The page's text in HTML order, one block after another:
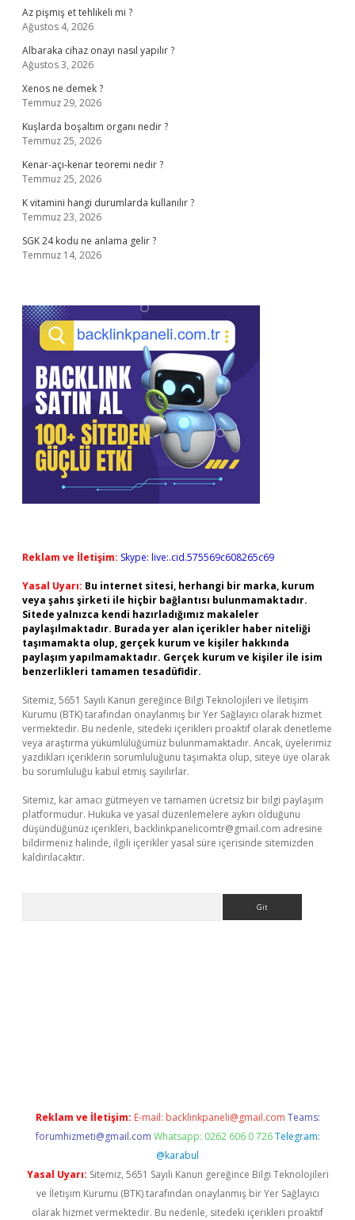
Az pişmiş et tehlikeli mi ?
Ağustos 4, 2026
Albaraka cihaz onayı nasıl yapılır ?
Ağustos 3, 2026
Xenos ne demek ?
Temmuz 29, 2026
Kuşlarda boşaltım organı nedir ?
Temmuz 25, 2026
Kenar-açı-kenar teoremi nedir ?
Temmuz 25, 2026
K vitamini hangi durumlarda kullanılır ?
Temmuz 23, 2026
SGK 24 kodu ne anlama gelir ?
Temmuz 14, 2026
Reklam ve İletişim: Skype: live:.cid.575569c608265c69
Yasal Uyarı: Bu internet sitesi, herhangi bir marka, kurum
veya şahıs şirketi ile hiçbir bağlantısı bulunmamaktadır.
Sitede yalnızca kendi hazırladığımız makaleler
paylaşılmaktadır. Burada yer alan içerikler haber niteliği
taşımamakta olup, gerçek kurum ve kişiler hakkında
paylaşım yapılmamaktadır. Gerçek kurum ve kişiler ile isim
benzerlikleri tamamen tesadüfidir.
Sitemiz, 5651 Sayılı Kanun gereğince Bilgi Teknolojileri ve İletişim
Kurumu (BTK) tarafından onaylanmış bir Yer Sağlayıcı olarak hizmet
vermektedir. Bu nedenle, sitedeki içerikleri proaktif olarak denetleme
veya araştırma yükümlülüğümüz bulunmamaktadır. Ancak, üyelerimiz
yazdıkları içeriklerin sorumluluğunu taşımakta olup, siteye üye olarak
bu sorumluluğu kabul etmiş sayılırlar.
Sitemiz, kar amacı gütmeyen ve tamamen ücretsiz bir bilgi paylaşım
platformudur. Hukuka ve yasal düzenlemelere aykırı olduğunu
düşündüğünüz içerikleri, backlinkpanelicomtr@gmail.com adresine
bildirmeniz halinde, ilgili içerikler yasal süre içerisinde sitemizden
kaldırılacaktır.
Reklam ve İletişim: E-mail: backlinkpaneli@gmail.com Teams:
forumhizmeti@gmail.com Whatsapp: 0262 606 0 726 Telegram:
@karabul
Yasal Uyarı: Sitemiz, 5651 Sayılı Kanun gereğince Bilgi Teknolojileri
ve İletişim Kurumu (BTK) tarafından onaylanmış bir Yer Sağlayıcı
olarak hizmet vermektedir. Bu nedenle, sitedeki içerikleri proaktif